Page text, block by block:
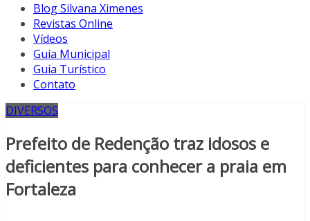
Blog Silvana Ximenes
Revistas Online
Vídeos
Guia Municipal
Guia Turístico
Contato
DIVERSOS
Prefeito de Redenção traz idosos e
deficientes para conhecer a praia em
Fortaleza